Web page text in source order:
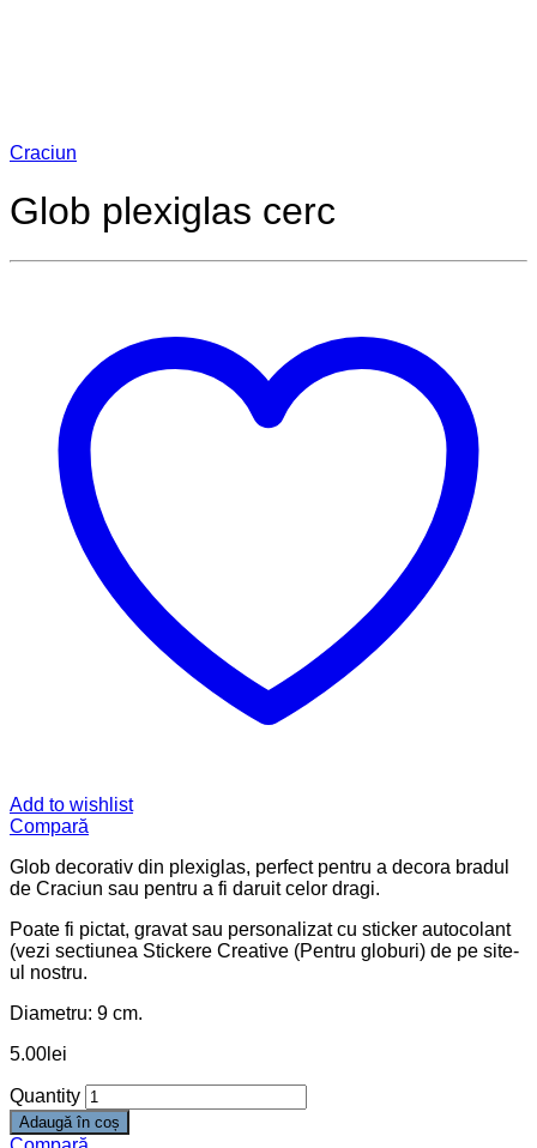
Craciun
Glob plexiglas cerc
Add to wishlist
Compară
Glob decorativ din plexiglas, perfect pentru a decora bradul
de Craciun sau pentru a fi daruit celor dragi.
Poate fi pictat, gravat sau personalizat cu sticker autocolant
(vezi sectiunea Stickere Creative (Pentru globuri) de pe site-
ul nostru.
Diametru: 9 cm.
5.00 lei
Quantity
Adaugă în coș